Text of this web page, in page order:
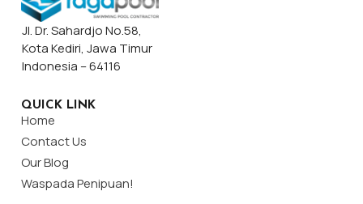
Jl. Dr. Sahardjo No.58,
Kota Kediri, Jawa Timur
Indonesia – 64116
QUICK LINK
Home
Contact Us
Our Blog
Waspada Penipuan!